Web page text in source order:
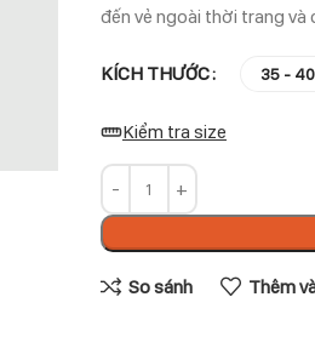
đến vẻ ngoài thời trang và
KÍCH THƯỚC 35 - 40
Kiểm tra size
So sánh Thêm